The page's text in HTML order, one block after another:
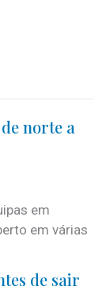
norte a
em
em várias
de sair